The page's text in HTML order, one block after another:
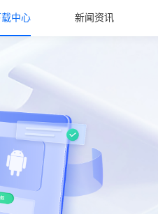
中心 新闻资讯